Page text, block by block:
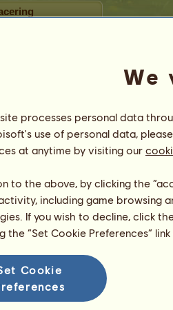
Hurtighed
Dressur
Galop
Spring
We
processes personal data
use of personal data,
at anytime by visiting our
to the above, by clicking the
including game browsing
If you wish to decline, click
the “Set Cookie Preferences”
Cookie